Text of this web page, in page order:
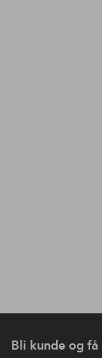
Bli kunde og få